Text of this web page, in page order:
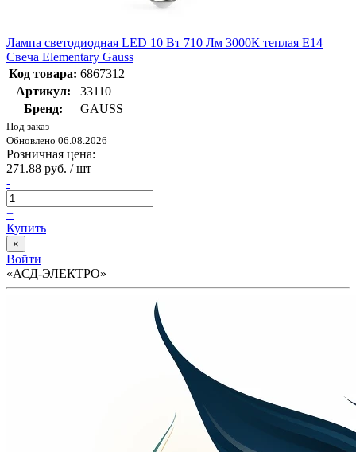
Лампа светодиодная LED 10 Вт 710 Лм 3000К теплая Е14
Свеча Elementary Gauss
Код товара: 6867312
Артикул:
33110
Бренд:
GAUSS
Под заказ
Обновлено 06.08.2026
Розничная цена:
271.88 руб. / шт
-
+
Купить
×
Войти
«АСД-ЭЛЕКТРО»